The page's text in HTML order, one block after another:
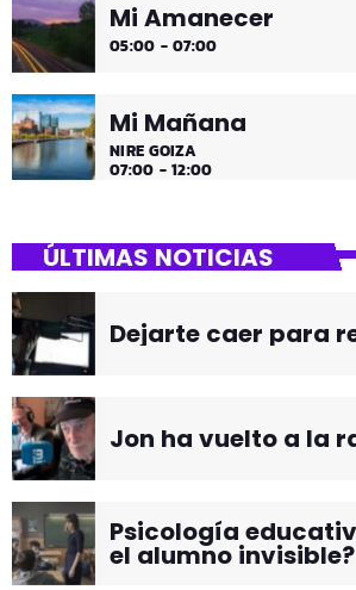
Mi Amanecer
05:00 - 07:00
Mi Mañana
NIRE GOIZA
07:00 - 12:00
ÚLTIMAS NOTICIAS
Dejarte caer para
Jon ha vuelto a la
Psicología
el alumno invisible?